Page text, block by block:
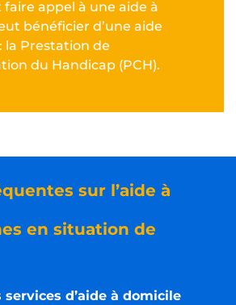
appel à une aide à
bénéficier d’une aide
la Prestation de
du Handicap (PCH).
sur l’aide à
en situation de
d’aide à domicile